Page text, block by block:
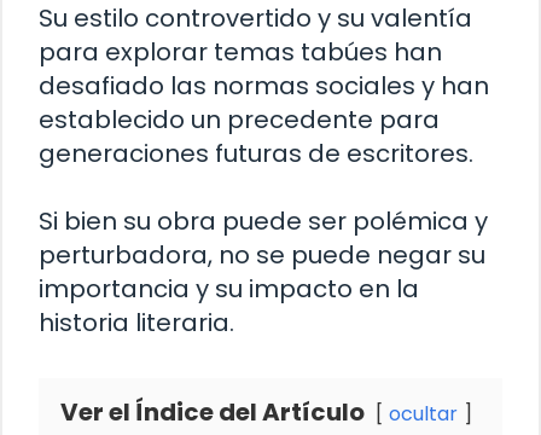
Su estilo controvertido y su valentía
para explorar temas tabúes han
desafiado las normas sociales y han
establecido un precedente para
generaciones futuras de escritores.
Si bien su obra puede ser polémica y
perturbadora, no se puede negar su
importancia y su impacto en la
historia literaria.
Ver el Índice del Artículo ocultar